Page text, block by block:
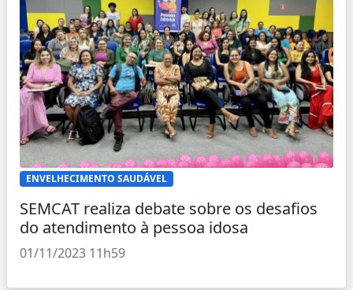
ENVELHECIMENTO SAUDÁVEL
SEMCAT realiza debate sobre os desafios
do atendimento à pessoa idosa
01/11/2023 11h59